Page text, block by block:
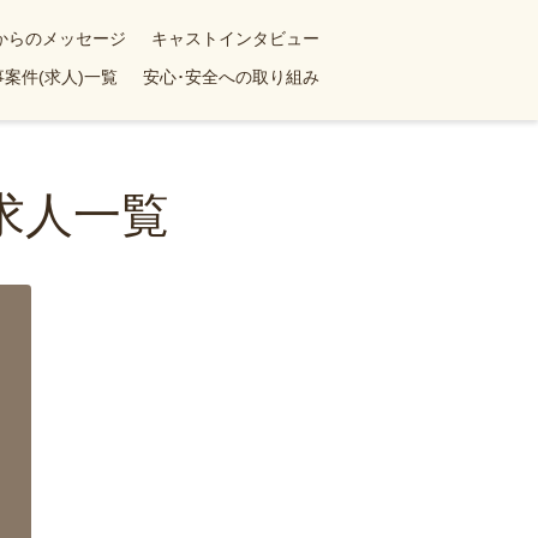
らのメッセージ
キャストインタビュー
案件(求人)一覧 安心･安全への取り組み
人一覧